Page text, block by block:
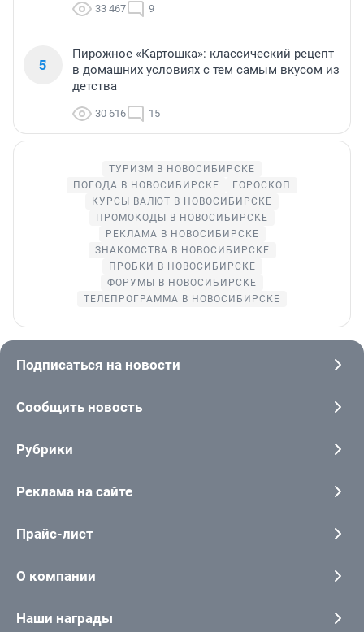
33 467 9
5
Пирожное «Картошка»: классический рецепт
в домашних условиях с тем самым вкусом из
детства
30 616 15
ТУРИЗМ В НОВОСИБИРСКЕ
ПОГОДА В НОВОСИБИРСКЕ
ГОРОСКОП
КУРСЫ ВАЛЮТ В НОВОСИБИРСКЕ
ПРОМОКОДЫ В НОВОСИБИРСКЕ
РЕКЛАМА В НОВОСИБИРСКЕ
ЗНАКОМСТВА В НОВОСИБИРСКЕ
ПРОБКИ В НОВОСИБИРСКЕ
ФОРУМЫ В НОВОСИБИРСКЕ
ТЕЛЕПРОГРАММА В НОВОСИБИРСКЕ
Подписаться на новости
Сообщить новость
Рубрики
Реклама на сайте
Прайс-лист
О компании
Наши награды